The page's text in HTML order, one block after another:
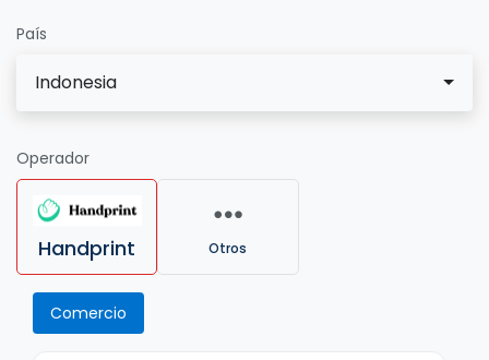
País
Indonesia
Operador
Handprint Otros
Comercio